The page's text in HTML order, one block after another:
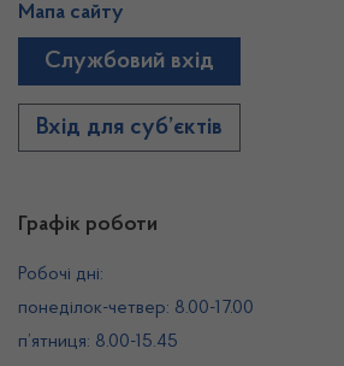
Графік роботи
Робочі дні:
понеділок-четвер: 8.00-17.00
п’ятниця: 8.00-15.45
Мапа сайту
Службовий вхід
Вхід для суб’єктів